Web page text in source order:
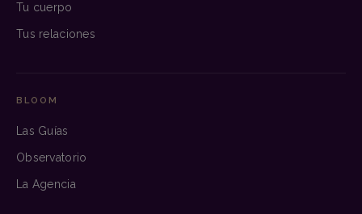
Tu cuerpo
Tus relaciones
BLOOM
Las Guías
Observatorio
La Agencia